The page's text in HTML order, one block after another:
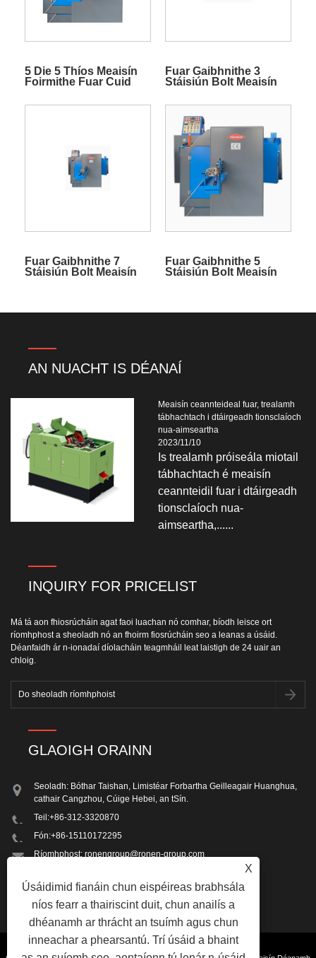
5 Die 5 Thíos Meaisín
Foirmithe Fuar Cuid
Fuar Gaibhnithe 3
Stáisiún Bolt Meaisín
Fuar Gaibhnithe 7
Stáisiún Bolt Meaisín
Fuar Gaibhnithe 5
Stáisiún Bolt Meaisín
AN NUACHT IS DÉANAÍ
Meaisín ceannteideal fuar, trealamh
tábhachtach i dtáirgeadh tionsclaíoch
nua-aimseartha
2023/11/10
Is trealamh próiseála miotail
tábhachtach é meaisín
ceannteidil fuar i dtáirgeadh
tionsclaíoch nua-
aimseartha,......
INQUIRY FOR PRICELIST
Má tá aon fhiosrúcháin agat faoi luachan nó comhar, bíodh leisce ort
ríomhphost a sheoladh nó an fhoirm fiosrúcháin seo a leanas a úsáid.
Déanfaidh ár n-ionadaí díolacháin teagmháil leat laistigh de 24 uair an
chloig.
GLAOIGH ORAINN
Seoladh: Bóthar Taishan, Limistéar Forbartha Geilleagair Huanghua,
cathair Cangzhou, Cúige Hebei, an tSín.
Teil:+86-312-3320870
Fón:+86-15110172295
Ríomhphost:ronengroup@ronen-group.com
X
Úsáidimid fianáin chun eispéireas brabhsála
níos fearr a thairiscint duit, chun anailís a
dhéanamh ar thrácht an tsuímh agus chun
inneachar a phearsantú. Trí úsáid a bhaint